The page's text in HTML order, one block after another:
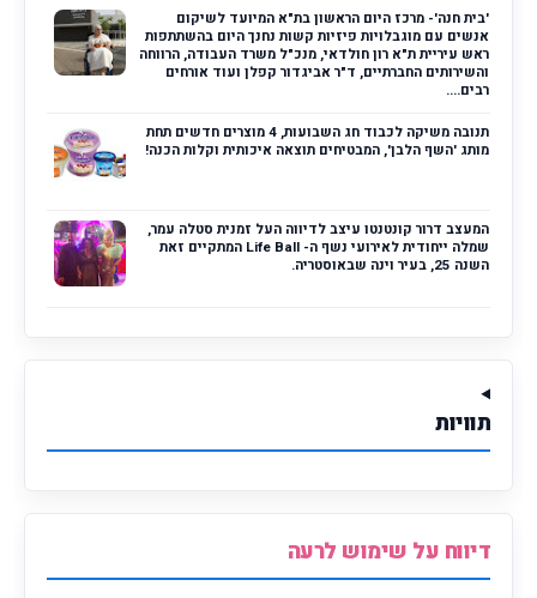
'בית חנה'- מרכז היום הראשון בת"א המיועד לשיקום
אנשים עם מוגבלויות פיזיות קשות נחנך היום בהשתתפות
ראש עיריית ת"א רון חולדאי, מנכ"ל משרד העבודה, הרווחה
והשירותים החברתיים, ד"ר אביגדור קפלן ועוד אורחים
רבים....
תנובה משיקה לכבוד חג השבועות, 4 מוצרים חדשים תחת
מותג 'השף הלבן', המבטיחים תוצאה איכותית וקלות הכנה!
המעצב דרור קונטנטו עיצב לדיווה העל זמנית סטלה עמר,
שמלה ייחודית לאירועי נשף ה- Life Ball המתקיים זאת
השנה 25, בעיר וינה שבאוסטריה.
תוויות
דיווח על שימוש לרעה